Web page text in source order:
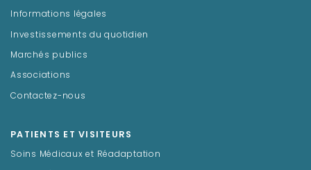
Informations légales
Investissements du quotidien
Marchés publics
Associations
Contactez-nous
PATIENTS ET VISITEURS
Soins Médicaux et Réadaptation